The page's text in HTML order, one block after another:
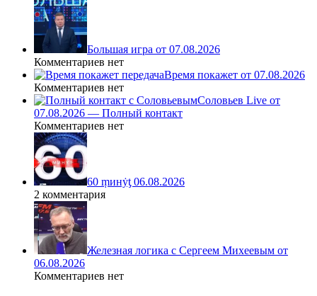
Большая игра от 07.08.2026
Комментариев нет
Время покажет от 07.08.2026
Комментариев нет
Соловьев Live от
07.08.2026 — Полный контакт
Комментариев нет
60 ṃинẏƫ 06.08.2026
2 комментария
Железная логика с Сергеем Михеевым от
06.08.2026
Комментариев нет